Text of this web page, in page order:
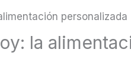
la